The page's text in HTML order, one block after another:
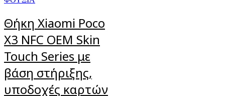
Θήκη Xiaomi Poco
X3 NFC OEM Skin
Touch Series με
βάση στήριξης,
υποδοχές καρτών